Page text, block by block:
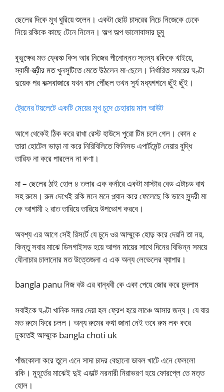
ছেলের দিকে মুখ ঘুরিয়ে শুলেন। একটা ছোট্ট চাদরের নিচে নিজেকে ঢেকে
নিয়ে রকিকে কাছে টেনে নিলেন। অল্প অল্প ভালোবাসার চুমু
বুভুক্ষের মত ফ্রেঞ্চ কিস আর নিজের পীনোন্নত স্তন্য রকিকে খাইয়ে,
স্বামী-স্ত্রীর মত খুনসুটিতে মেতে উঠলেন মা-ছেলে। নির্ধারিত সময়ের ঘণ্টা
দুয়েক পর কক্সবাজারে যখন বাস পৌঁছল তখন সুর্য মধ্যগগনে ছুঁই ছুঁই।
ট্রেনের টয়লেটে একটি মেয়ের মুখ চুদে চেহারায় মাল আউট
আগে থেকেই ঠিক করে রাখা রেস্ট হাউসে পুরো টিম চলে গেল। কোন ৫
তারা হোটেল ভাড়া না করে নিরিবিলিতে ফিনিসড এপার্টমেন্ট নেয়ার বুদ্ধি
তারিফ না করে পারলেন না কণা।
মা – ছেলের ঠাই হোল ৪ তলার এক কর্নারে একটা মাস্টার বেড এটাচড বাথ
সহ রুমে। রুম দেখেই রকি মনে মনে প্ল্যান করে ফেলেছে কি ভাবে সুন্দরী মা
কে আগামী ২ রাত তারিয়ে তারিয়ে উপভোগ করবে।
অবশ্য এর আগে সেই রিসর্টে যে চুদে ওর আম্মুকে হোড় করে দেয়নি তা নয়,
কিন্তু সবার মাঝে ডিসগাইসড হয়ে আপন মায়ের সাথে দিনের বিভিন্ন সময়ে
যৌনাচার চালানোর মত উত্তেজনা এ এক অন্য লেভেলের ব্যাপার।
bangla panu নিজ বউ এর বান্ধবী কে একা পেয়ে জোর করে চুদলাম
সবাইকে ঘণ্টা খানিক সময় দেয়া হল ফ্রেশ হয়ে লাঞ্চে আসার জন্য। যে যার
মত রুমে ফিরে চলল। অন্য রুমের কথা জানা নেই তবে রুম লক করে
ঢুকতেই আম্মুকে bangla choti uk
পাঁজকোলা করে তুলে এনে সাদা চাদর বেছানো ডাবল খাটে এনে ফেললো
রকি। মুহূর্তের মাঝেই দুই এডাল্ট নরনারী নিরাভরণ হয়ে ফোরপ্লে তে মত্ত
হোল।